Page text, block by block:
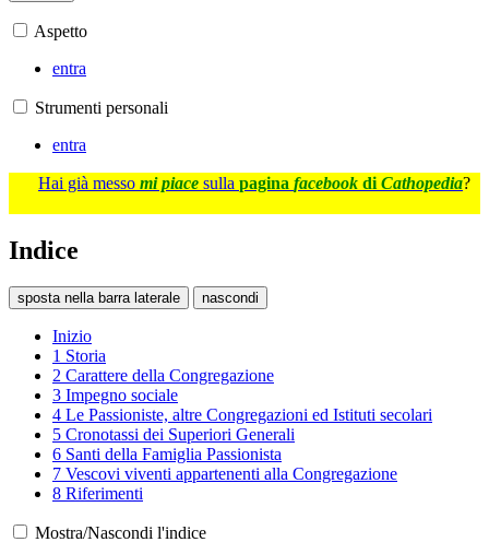
Aspetto
entra
Strumenti personali
entra
Hai già messo mi piace sulla pagina facebook di Cathopedia?
Indice
sposta nella barra laterale nascondi
Inizio
1 Storia
2 Carattere della Congregazione
3 Impegno sociale
4 Le Passioniste, altre Congregazioni ed Istituti secolari
5 Cronotassi dei Superiori Generali
6 Santi della Famiglia Passionista
7 Vescovi viventi appartenenti alla Congregazione
8 Riferimenti
Mostra/Nascondi l'indice